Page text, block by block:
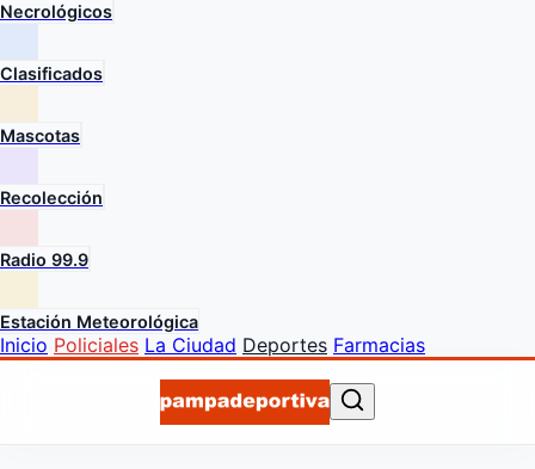
Necrológicos
Clasificados
Mascotas
Recolección
Radio 99.9
Estación Meteorológica
Inicio Policiales La Ciudad Deportes Farmacias